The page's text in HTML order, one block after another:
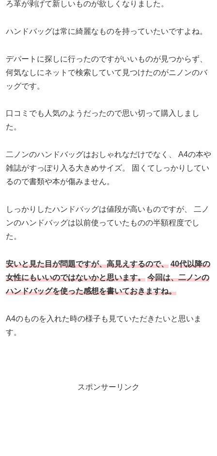
ろ革が剥げて新しいものが欲しくなりました。
ハンドバッグは常に綺麗なものを持っていたいですよね。
デパートに探しに行ったのですがいいものが見つからず、
何気なしにネットで検索していて見つけたのがニノンのバ
ッグです。
口コミでも人気のようだったので思い切って購入しまし
た。
二ノンのハンドバッグはおしゃれなだけでなく、
A4の本や
雑誌がすっぽり入る大きめサイズ。
固くてしっかりしてい
るので書類や本が傷みません。
しっかりしたハンドバッグは値段が高いものですが、
二ノ
ンのハンドバッグは以前使っていたものの半額程度でし
た。
安いと見た目が問題ですが、高見えするので、 40代以降の
女性にもいいのではないかと思います。 今回は、二ノンの
ハンドバッグを使った感想を書いておきますね。
A4のものを入れた時の様子も見ていただきたいと思いま
す。
スポンサーリンク